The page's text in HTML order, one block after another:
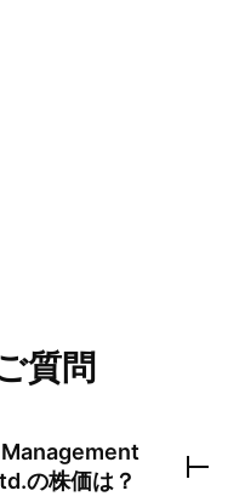
質問
の株価は？